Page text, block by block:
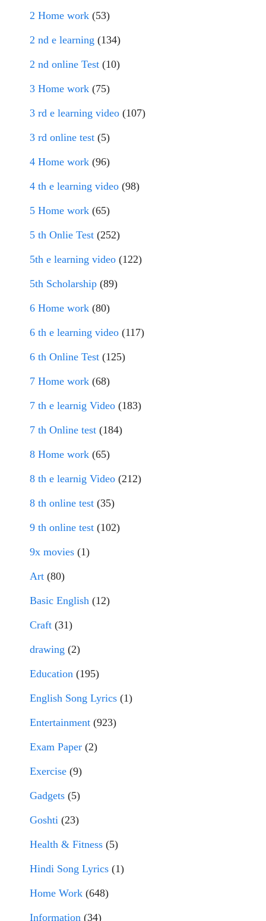
2 Home work (53)
2 nd e learning (134)
2 nd online Test (10)
3 Home work (75)
3 rd e learning video (107)
3 rd online test (5)
4 Home work (96)
4 th e learning video (98)
5 Home work (65)
5 th Onlie Test (252)
5th e learning video (122)
5th Scholarship (89)
6 Home work (80)
6 th e learning video (117)
6 th Online Test (125)
7 Home work (68)
7 th e learnig Video (183)
7 th Online test (184)
8 Home work (65)
8 th e learnig Video (212)
8 th online test (35)
9 th online test (102)
9x movies (1)
Art (80)
Basic English (12)
Craft (31)
drawing (2)
Education (195)
English Song Lyrics (1)
Entertainment (923)
Exam Paper (2)
Exercise (9)
Gadgets (5)
Goshti (23)
Health & Fitness (5)
Hindi Song Lyrics (1)
Home Work (648)
Information (34)